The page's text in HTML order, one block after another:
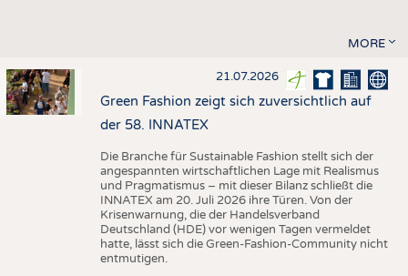
MORE
21.07.2026
Green Fashion zeigt sich zuversichtlich auf
der 58. INNATEX
Die Branche für Sustainable Fashion stellt sich der
angespannten wirtschaftlichen Lage mit Realismus
und Pragmatismus – mit dieser Bilanz schließt die
INNATEX am 20. Juli 2026 ihre Türen. Von der
Krisenwarnung, die der Handelsverband
Deutschland (HDE) vor wenigen Tagen vermeldet
hatte, lässt sich die Green-Fashion-Community nicht
entmutigen.